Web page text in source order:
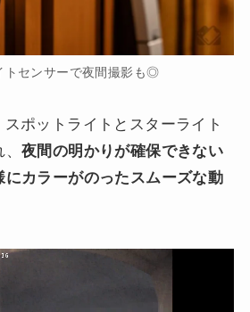
トセンサーで夜間撮影も◎
ポットライトとスターライト
夜間の明かりが確保できない
カラーがのったスムーズな動